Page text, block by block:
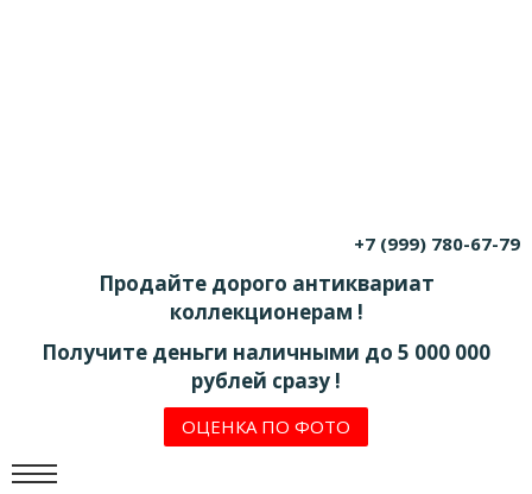
+7 (999) 780-67-79
Продайте дорого антиквариат
коллекционерам !
Получите деньги наличными до 5 000 000
рублей сразу !
ОЦЕНКА ПО ФОТО